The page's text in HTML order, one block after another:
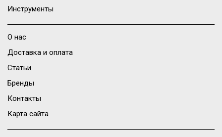
Инструменты
О нас
Доставка и оплата
Статьи
Бренды
Контакты
Карта сайта